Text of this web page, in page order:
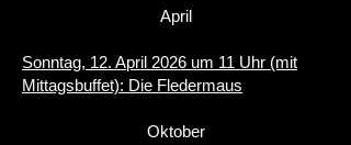
April
Sonntag, 12. April 2026 um 11 Uhr (mit
Mittagsbuffet): Die Fledermaus
Oktober